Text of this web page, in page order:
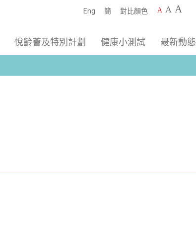
Eng 簡 對比顏色 A A A
悅齡薈及特別計劃 健康小測試 最新動態